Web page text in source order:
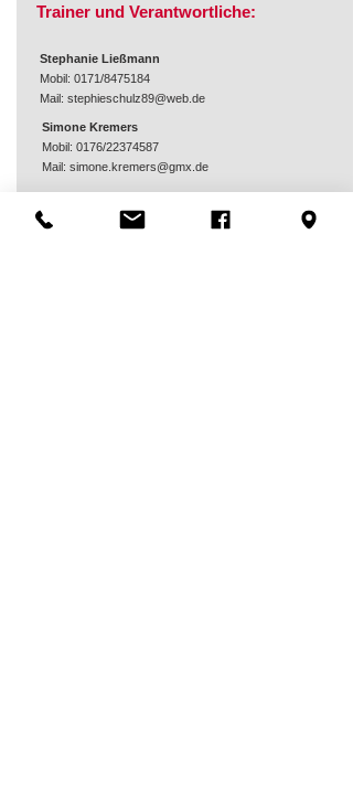
Trainer und Verantwortliche:
Stephanie Ließmann
Mobil: 0171/8475184
Mail: stephieschulz89@web.de
Simone Kremers
Mobil: 0176/22374587
Mail: simone.kremers@gmx.de
zur aktuellen Tabelle (App runterladen)